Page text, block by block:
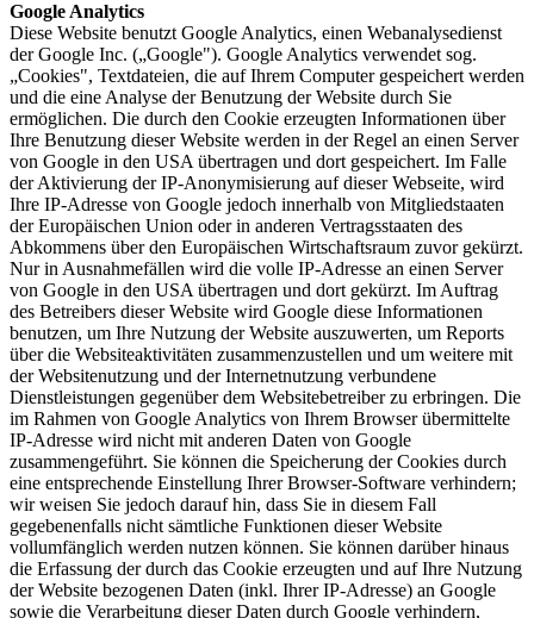
Google Analytics
Diese Website benutzt Google Analytics, einen Webanalysedienst
der Google Inc. („Google"). Google Analytics verwendet sog.
„Cookies", Textdateien, die auf Ihrem Computer gespeichert werden
und die eine Analyse der Benutzung der Website durch Sie
ermöglichen. Die durch den Cookie erzeugten Informationen über
Ihre Benutzung dieser Website werden in der Regel an einen Server
von Google in den USA übertragen und dort gespeichert. Im Falle
der Aktivierung der IP-Anonymisierung auf dieser Webseite, wird
Ihre IP-Adresse von Google jedoch innerhalb von Mitgliedstaaten
der Europäischen Union oder in anderen Vertragsstaaten des
Abkommens über den Europäischen Wirtschaftsraum zuvor gekürzt.
Nur in Ausnahmefällen wird die volle IP-Adresse an einen Server
von Google in den USA übertragen und dort gekürzt. Im Auftrag
des Betreibers dieser Website wird Google diese Informationen
benutzen, um Ihre Nutzung der Website auszuwerten, um Reports
über die Websiteaktivitäten zusammenzustellen und um weitere mit
der Websitenutzung und der Internetnutzung verbundene
Dienstleistungen gegenüber dem Websitebetreiber zu erbringen. Die
im Rahmen von Google Analytics von Ihrem Browser übermittelte
IP-Adresse wird nicht mit anderen Daten von Google
zusammengeführt. Sie können die Speicherung der Cookies durch
eine entsprechende Einstellung Ihrer Browser-Software verhindern;
wir weisen Sie jedoch darauf hin, dass Sie in diesem Fall
gegebenenfalls nicht sämtliche Funktionen dieser Website
vollumfänglich werden nutzen können. Sie können darüber hinaus
die Erfassung der durch das Cookie erzeugten und auf Ihre Nutzung
der Website bezogenen Daten (inkl. Ihrer IP-Adresse) an Google
sowie die Verarbeitung dieser Daten durch Google verhindern,